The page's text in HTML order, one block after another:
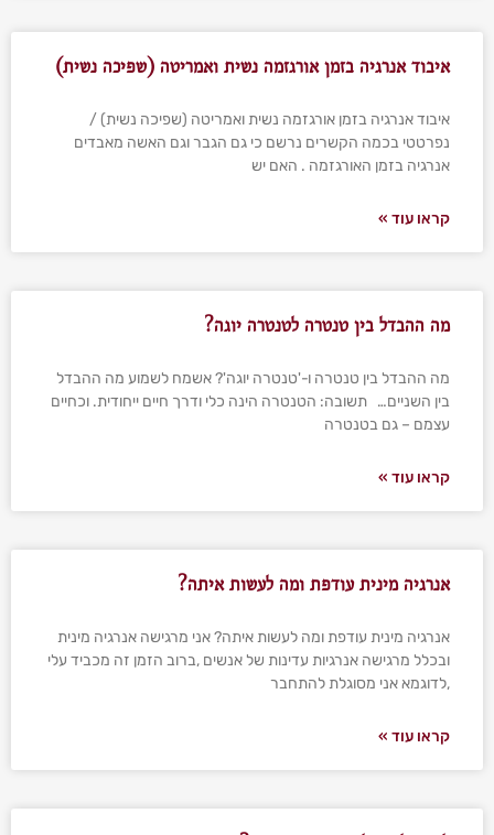
איבוד אנרגיה בזמן אורגזמה נשית ואמריטה (שפיכה נשית)
איבוד אנרגיה בזמן אורגזמה נשית ואמריטה (שפיכה נשית) /
נפרטטי בכמה הקשרים נרשם כי גם הגבר וגם האשה מאבדים
אנרגיה בזמן האורגזמה . האם יש
קראו עוד »
מה ההבדל בין טנטרה לטנטרה יוגה?
מה ההבדל בין טנטרה ו-'טנטרה יוגה'? אשמח לשמוע מה ההבדל
בין השניים… תשובה: הטנטרה הינה כלי ודרך חיים ייחודית. וכחיים
עצמם – גם בטנטרה
קראו עוד »
אנרגיה מינית עודפת ומה לעשות איתה?
אנרגיה מינית עודפת ומה לעשות איתה? אני מרגישה אנרגיה מינית
ובכלל מרגישה אנרגיות עדינות של אנשים ,ברוב הזמן זה מכביד עלי
,לדוגמא אני מסוגלת להתחבר
קראו עוד »